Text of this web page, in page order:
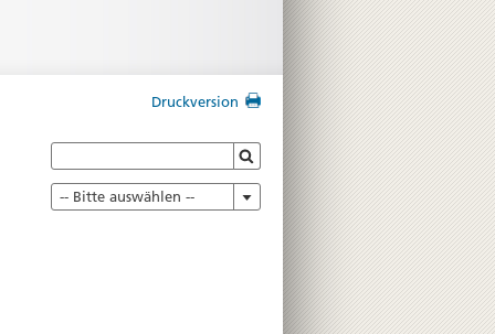
Druckversion
-- Bitte auswählen --